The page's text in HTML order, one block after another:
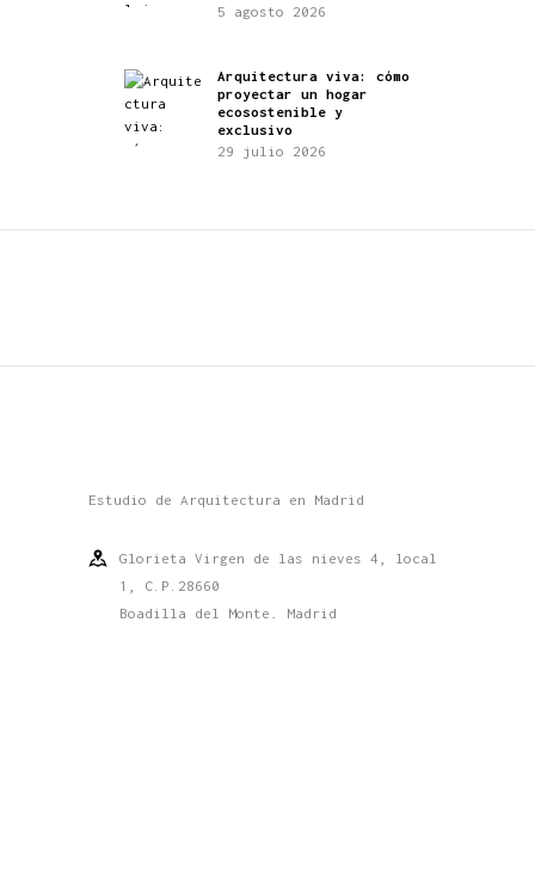
5 agosto 2026
Arquitectura viva: cómo
proyectar un hogar
ecosostenible y
exclusivo
29 julio 2026
Estudio de Arquitectura en Madrid
Glorieta Virgen de las nieves 4, local
1, C.P.28660
Boadilla del Monte, Madrid